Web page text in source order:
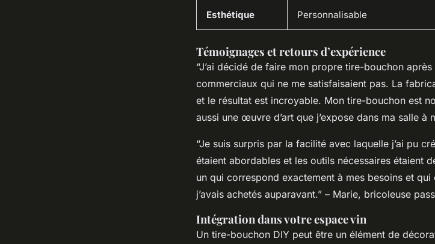
Esthétique Personnalisable
Témoignages et retours d’expérience
“J’ai décidé de faire mon propre tire-bouchon
commerciaux qui ne me satisfaisaient pas. La
et le résultat est incroyable. Mon tire-bouchon est
aussi une œuvre d’art que j’expose dans ma salle à
“Je suis surpris par la facilité avec laquelle j’ai pu
étaient abordables et les outils nécessaires étaient
un qui correspond exactement à mes besoins et
j’avais achetés auparavant.” – Marie, bricoleuse
Intégration dans votre espace vin
Un tire-bouchon DIY peut être un élément de